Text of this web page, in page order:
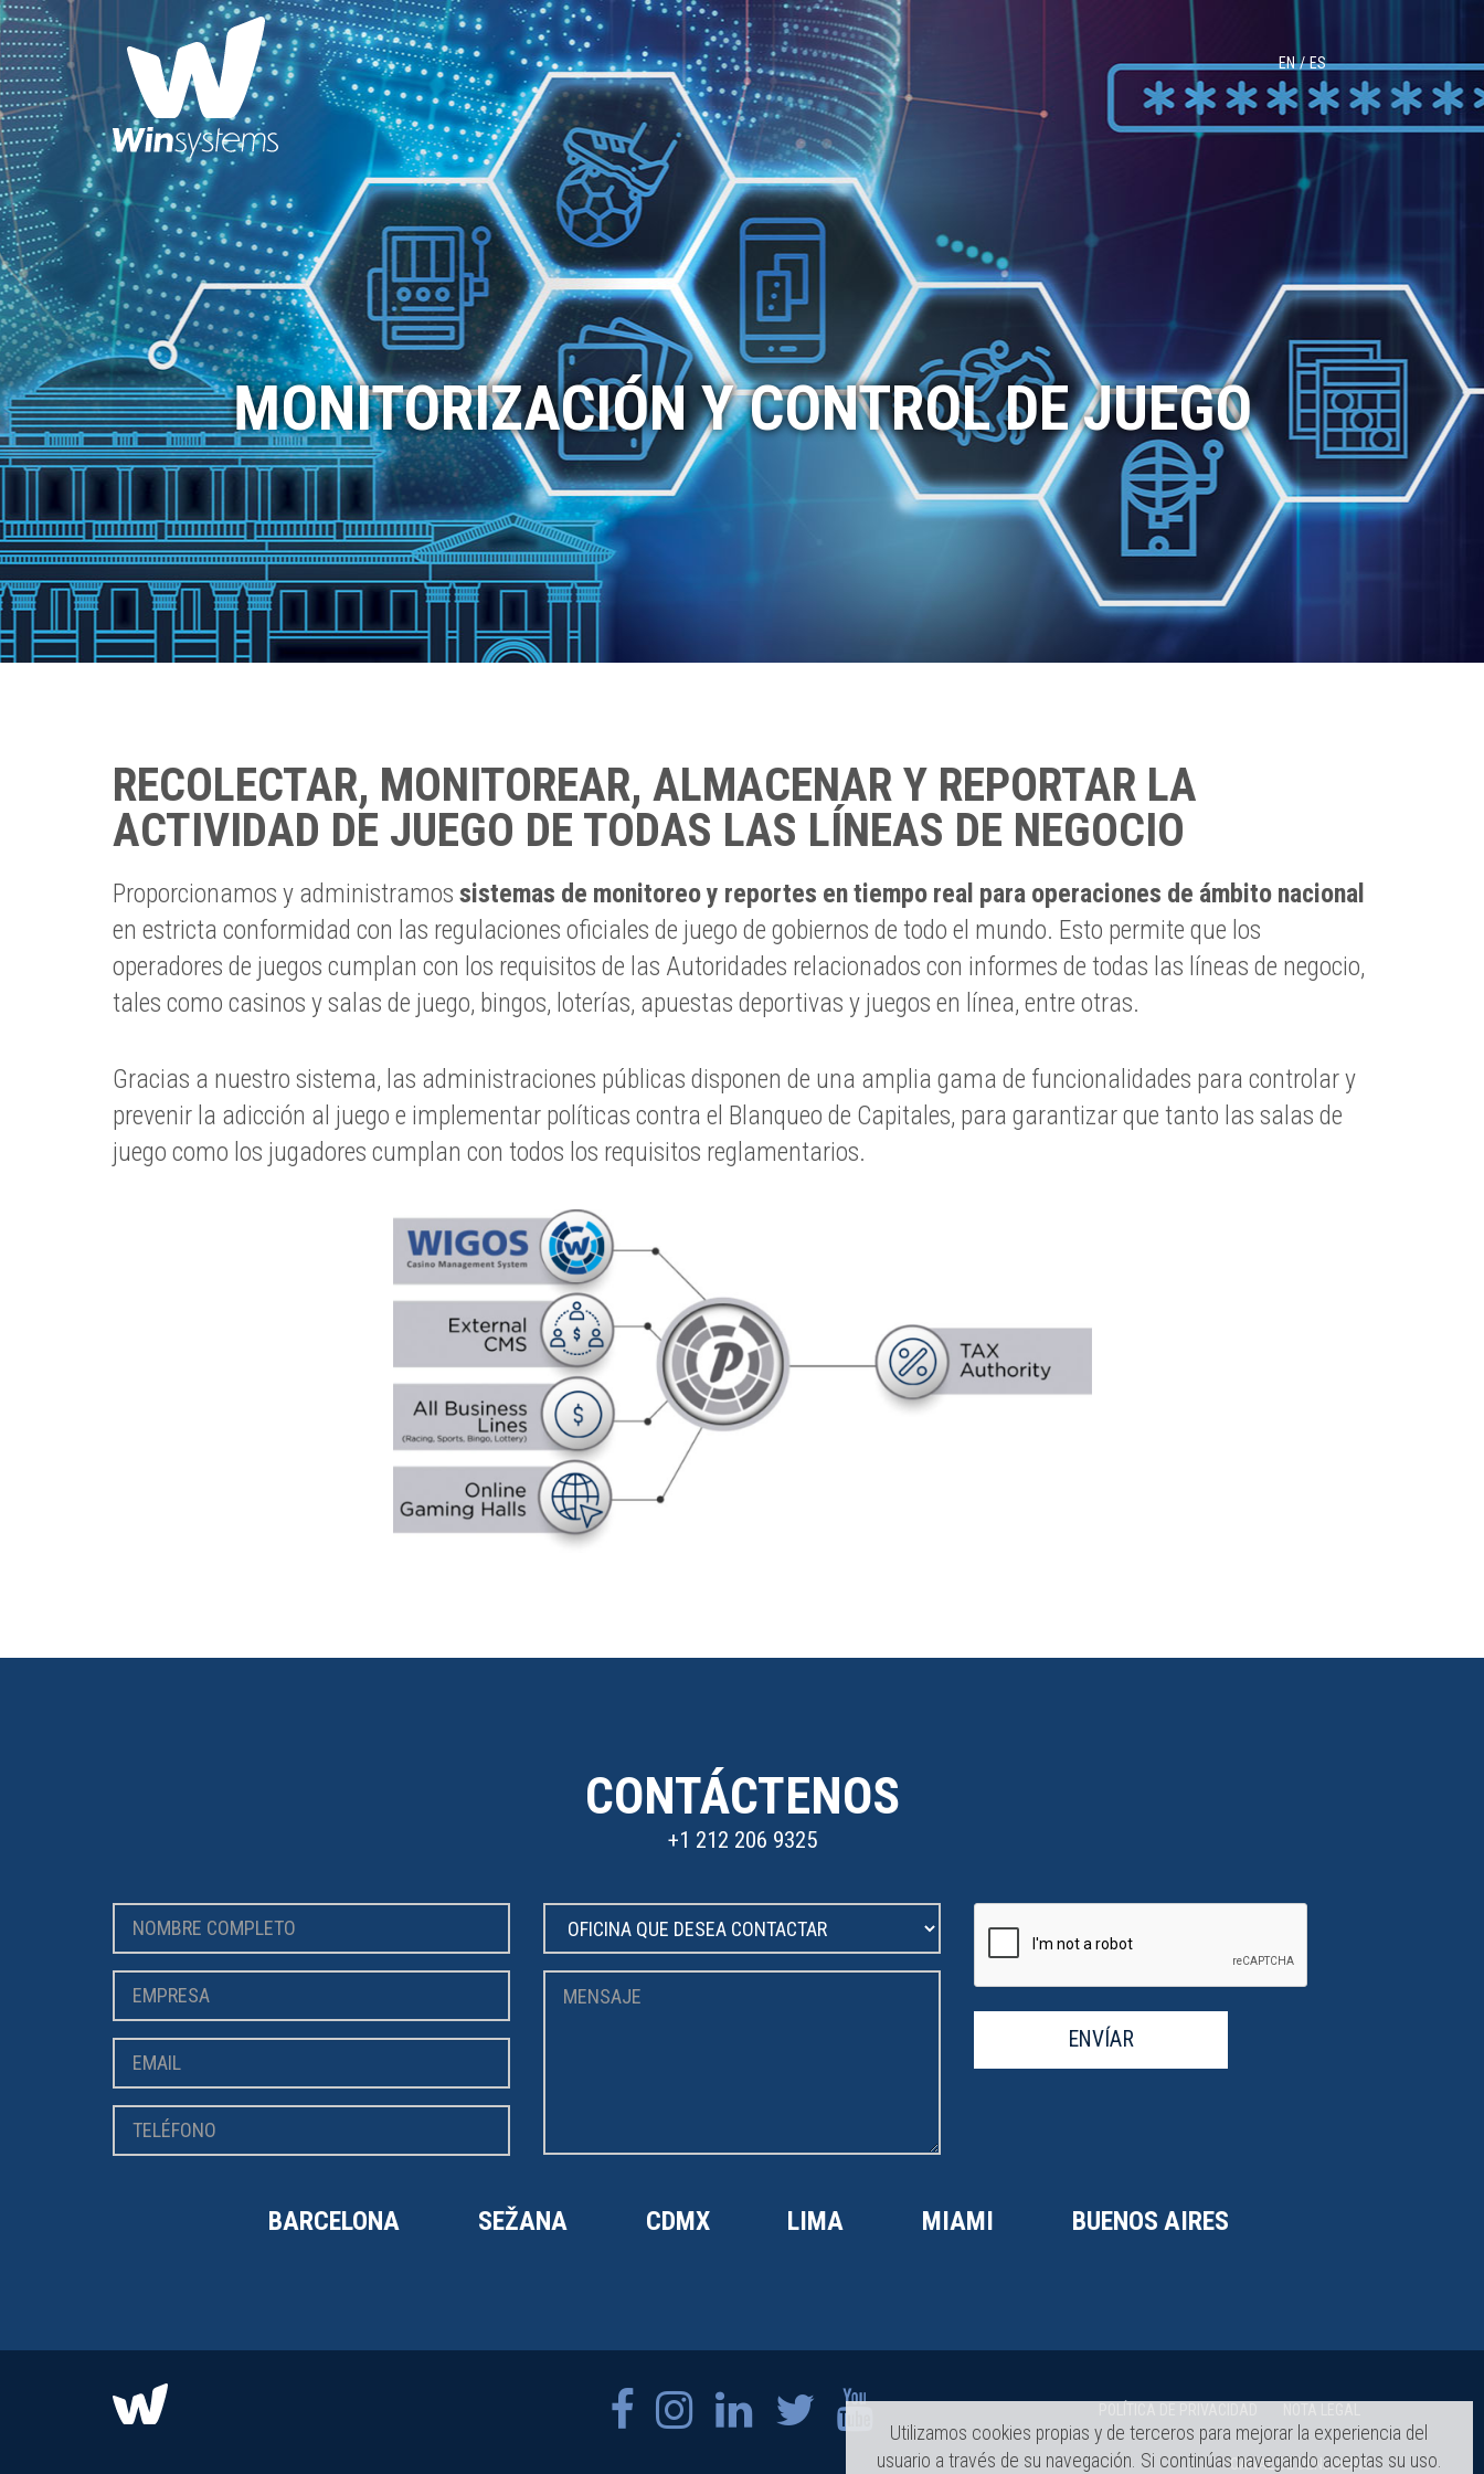
EN ES
MONITORIZACIÓN Y CONTROL DE JUEGO
RECOLECTAR, MONITOREAR, ALMACENAR Y REPORTAR LA
ACTIVIDAD DE JUEGO DE TODAS LAS LÍNEAS DE NEGOCIO
Proporcionamos y administramos sistemas de monitoreo y reportes en tiempo real para operaciones de ámbito nacional
en estricta conformidad con las regulaciones oficiales de juego de gobiernos de todo el mundo. Esto permite que los
operadores de juegos cumplan con los requisitos de las Autoridades relacionados con informes de todas las líneas de negocio,
tales como casinos y salas de juego, bingos, loterías, apuestas deportivas y juegos en línea, entre otras.
Gracias a nuestro sistema, las administraciones públicas disponen de una amplia gama de funcionalidades para controlar y
prevenir la adicción al juego e implementar políticas contra el Blanqueo de Capitales, para garantizar que tanto las salas de
juego como los jugadores cumplan con todos los requisitos reglamentarios.
CONTÁCTENOS
+1 212 206 9325
ENVÍAR
BARCELONA SEŽANA CDMX LIMA MIAMI BUENOS AIRES
CANAL DE DENUNCIAS
Utilizamos cookies propias y de terceros para mejorar la experiencia del
usuario a través de su navegación. Si continúas navegando aceptas su uso.